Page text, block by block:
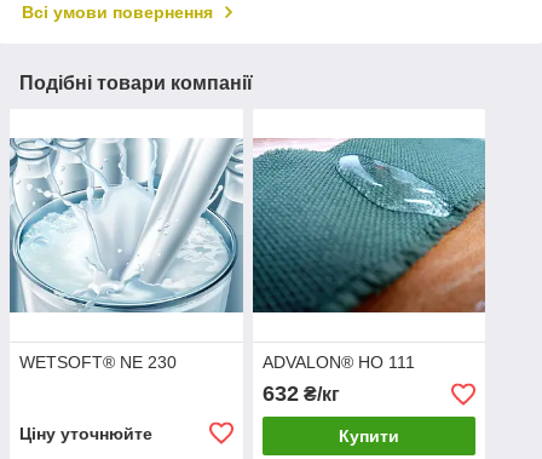
Всі умови повернення
Подібні товари компанії
WETSOFT® NE 230
Ціну уточнюйте
ADVALON® HO 111
632₴/кг
Купити